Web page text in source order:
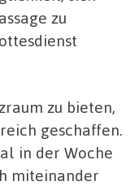
zu
zu bieten,
geschaffen.
in der Woche
miteinander